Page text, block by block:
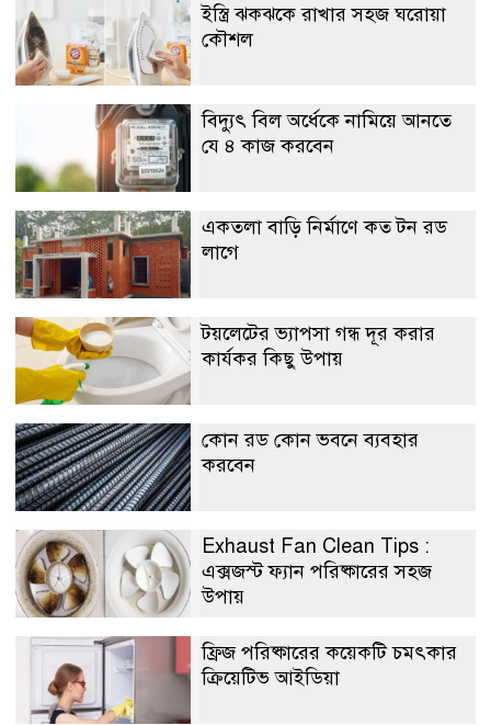
ইস্ত্রি ঝকঝকে রাখার সহজ ঘরোয়া
কৌশল
বিদ্যুৎ বিল অর্ধেকে নামিয়ে আনতে
যে ৪ কাজ করবেন
একতলা বাড়ি নির্মাণে কত টন রড
লাগে
টয়লেটের ভ্যাপসা গন্ধ দূর করার
কার্যকর কিছু উপায়
কোন রড কোন ভবনে ব্যবহার
করবেন
Exhaust Fan Clean Tips :
এক্সজস্ট ফ্যান পরিষ্কারের সহজ
উপায়
ফ্রিজ পরিষ্কারের কয়েকটি চমৎকার
ক্রিয়েটিভ আইডিয়া